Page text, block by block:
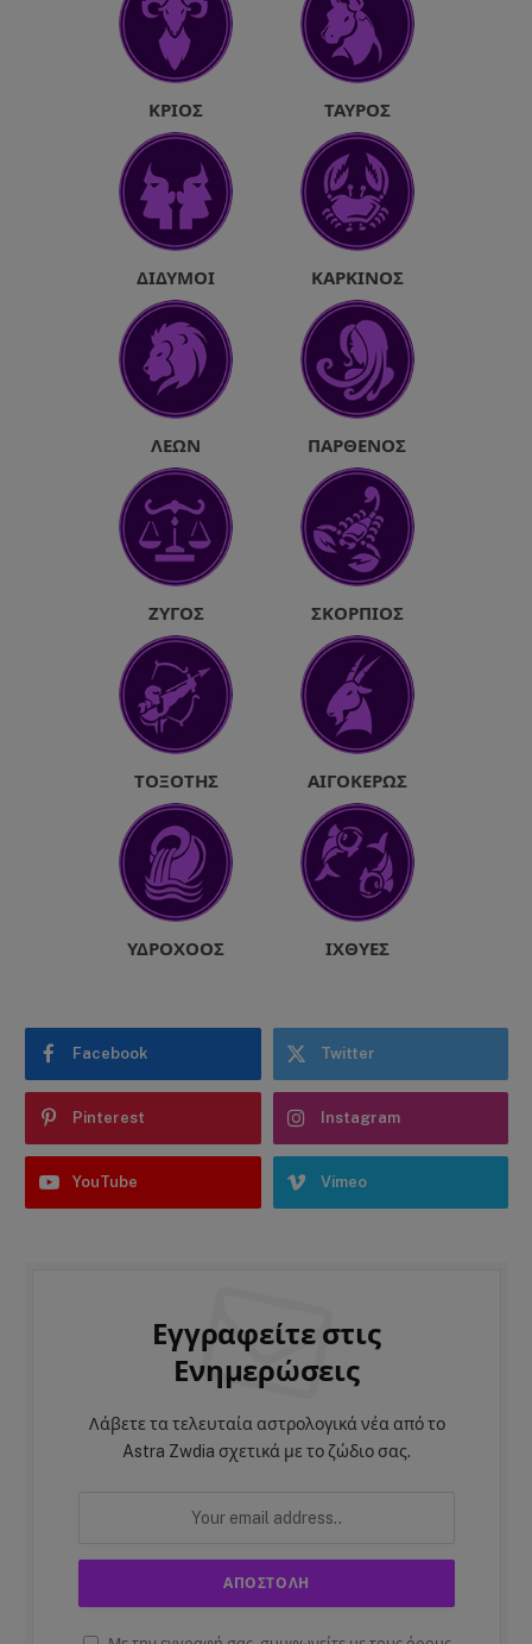
ΚΡΙΌΣ ΤΑΎΡΟΣ
ΔΊΔΥΜΟΙ ΚΑΡΚΊΝΟΣ
ΛΈΩΝ ΠΑΡΘΈΝΟΣ
ΖΥΓΌΣ ΣΚΟΡΠΙΌΣ
ΤΟΞΌΤΗΣ ΑΙΓΌΚΕΡΩΣ
ΥΔΡΟΧΌΟΣ ΙΧΘΎΕΣ
Facebook Twitter
Pinterest Instagram
YouTube Vimeo
Εγγραφείτε στις
Ενημερώσεις
Λάβετε τα τελευταία αστρολογικά νέα από το
Astra Zwdia σχετικά με το ζώδιο σας.